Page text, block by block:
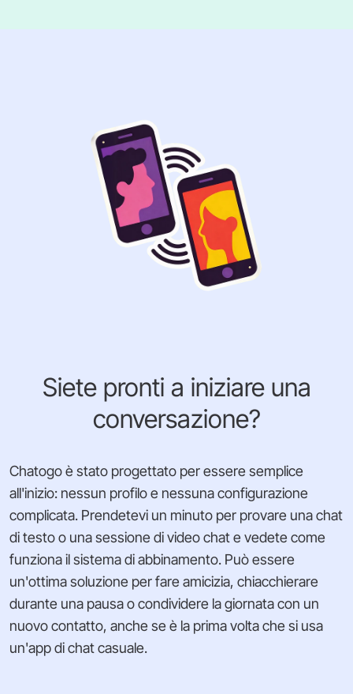
Siete pronti a iniziare una
conversazione?
Chatogo è stato progettato per essere semplice
all'inizio: nessun profilo e nessuna configurazione
complicata. Prendetevi un minuto per provare una chat
di testo o una sessione di video chat e vedete come
funziona il sistema di abbinamento. Può essere
un'ottima soluzione per fare amicizia, chiacchierare
durante una pausa o condividere la giornata con un
nuovo contatto, anche se è la prima volta che si usa
un'app di chat casuale.